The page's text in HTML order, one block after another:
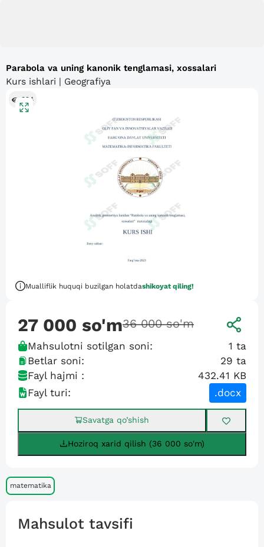
Parabola va uning kanonik tenglamasi, xossalari
Kurs ishlari | Geografiya
824
Mualliflik huquqi buzilgan holatdashikoyat qiling!
27 000 so'm36 000 so'm
Mahsulotni sotilgan soni: 1 ta
Betlar soni:
29 ta
Fayl hajmi :
432.41 KB
Fayl turi:
.docx
Savatga qo’shish
Hoziroq xarid qilish (36 000 so'm)
matematika
Mahsulot tavsifi